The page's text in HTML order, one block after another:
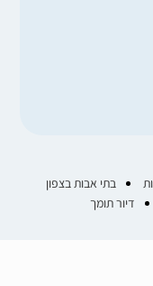
בתי אבות בצפון
דיור תומך